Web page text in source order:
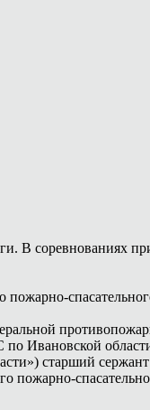
В соревнованиях
Ивановской
старший
пожарно-